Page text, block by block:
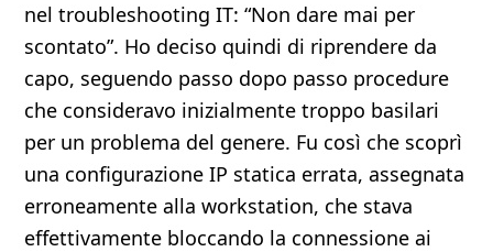
nel troubleshooting IT: “Non dare mai per
scontato”. Ho deciso quindi di riprendere da
capo, seguendo passo dopo passo procedure
che consideravo inizialmente troppo basilari
per un problema del genere. Fu così che scoprì
una configurazione IP statica errata, assegnata
erroneamente alla workstation, che stava
effettivamente bloccando la connessione ai